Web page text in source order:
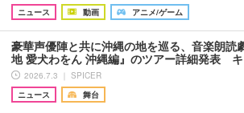
ニュース
動画 アニメ/ゲーム
豪華声優陣と共に沖縄の地を巡る、音楽朗読
地 愛犬わをん 沖縄編』のツアー詳細発表
2026.7.3 ｜ SPICER
ニュース
舞台